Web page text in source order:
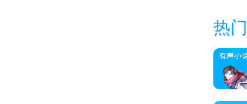
热门